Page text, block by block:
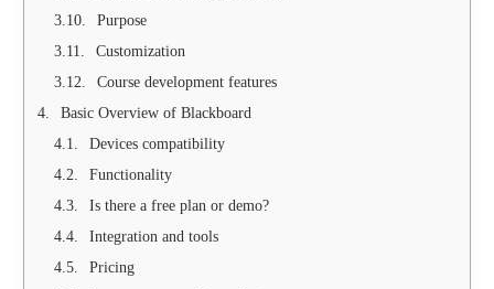
Purpose
Customization
Course development features
Basic Overview of Blackboard
Devices compatibility
Functionality
Is there a free plan or demo?
Integration and tools
Pricing